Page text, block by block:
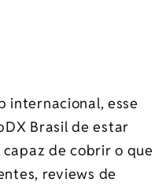
internacional, esse
Brasil de estar
de cobrir o que
reviews de